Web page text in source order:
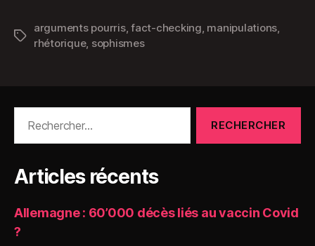
Étiquettes
arguments pourris,fact-checking, manipulations,
rhétorique, sophismes
Articles récents
Allemagne : 60’000 décès liés au vaccin Covid
?